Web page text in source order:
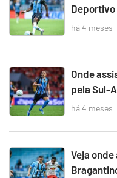
Deportivo
há 4 meses
Onde
pela Sul-
há 4 meses
Veja onde